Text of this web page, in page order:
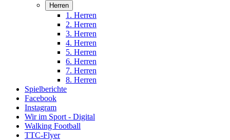
Herren
1. Herren
2. Herren
3. Herren
4. Herren
5. Herren
6. Herren
7. Herren
8. Herren
Spielberichte
Facebook
Instagram
Wir im Sport - Digital
Walking Football
TTC-Flyer